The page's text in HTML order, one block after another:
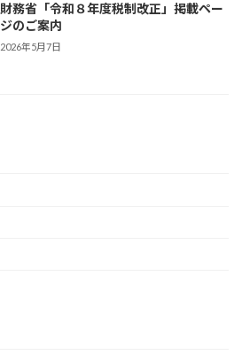
財務省「令和８年度税制改正」掲載ペー
ジのご案内
2026年5月7日